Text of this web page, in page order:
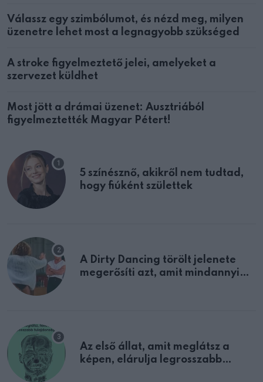
Válassz egy szimbólumot, és nézd meg, milyen
üzenetre lehet most a legnagyobb szükséged
A stroke figyelmeztető jelei, amelyeket a
szervezet küldhet
Most jött a drámai üzenet: Ausztriából
figyelmeztették Magyar Pétert!
5 színésznő, akikről nem tudtad,
hogy fiúként születtek
A Dirty Dancing törölt jelenete
megerősíti azt, amit mindannyian
Az első állat, amit meglátsz a
képen, elárulja legrosszabb